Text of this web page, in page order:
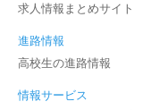
求人情報まとめサイト
進路情報
高校生の進路情報
情報サービス